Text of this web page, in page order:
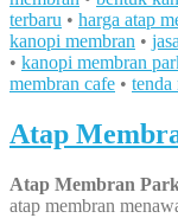
terbaru • harga atap
kanopi membran •
• kanopi membran
membran cafe • tenda
Atap
Atap Membran
atap membran